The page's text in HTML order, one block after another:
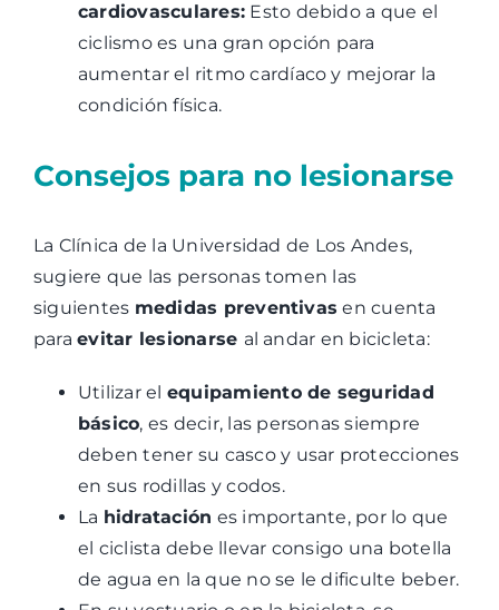
cardiovasculares: Esto debido a que el
ciclismo es una gran opción para
aumentar el ritmo cardíaco y mejorar la
condición física.
Consejos para no lesionarse
La Clínica de la Universidad de Los Andes,
sugiere que las personas tomen las
siguientes medidas preventivas en cuenta
paraevitar lesionarse al andar en bicicleta:
Utilizar el equipamiento de seguridad
básico, es decir, las personas siempre
deben tener su casco y usar protecciones
en sus rodillas y codos.
La hidratación es importante, por lo que
el ciclista debe llevar consigo una botella
de agua en la que no se le dificulte beber.